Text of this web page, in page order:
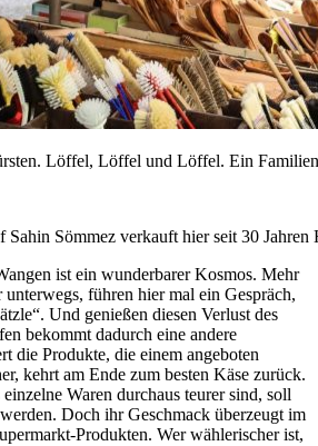
Löffel, Löffel und Löffel. Ein
Sahin Sömmez verkauft hier seit 30 Jahren
ist ein wunderbarer Kosmos. Mehr
führen hier mal ein Gespräch,
Und genießen diesen Verlust des
bekommt dadurch eine andere
die Produkte, die einem angeboten
kehrt am Ende zum besten Käse zurück.
Waren durchaus teurer sind, soll
Doch ihr Geschmack überzeugt im
Produkten. Wer wählerischer ist,